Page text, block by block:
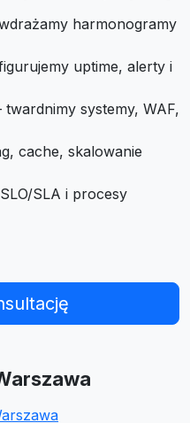
harmonogramy
uptime, alerty i
systemy, WAF,
cache, skalowanie
SLA i procesy